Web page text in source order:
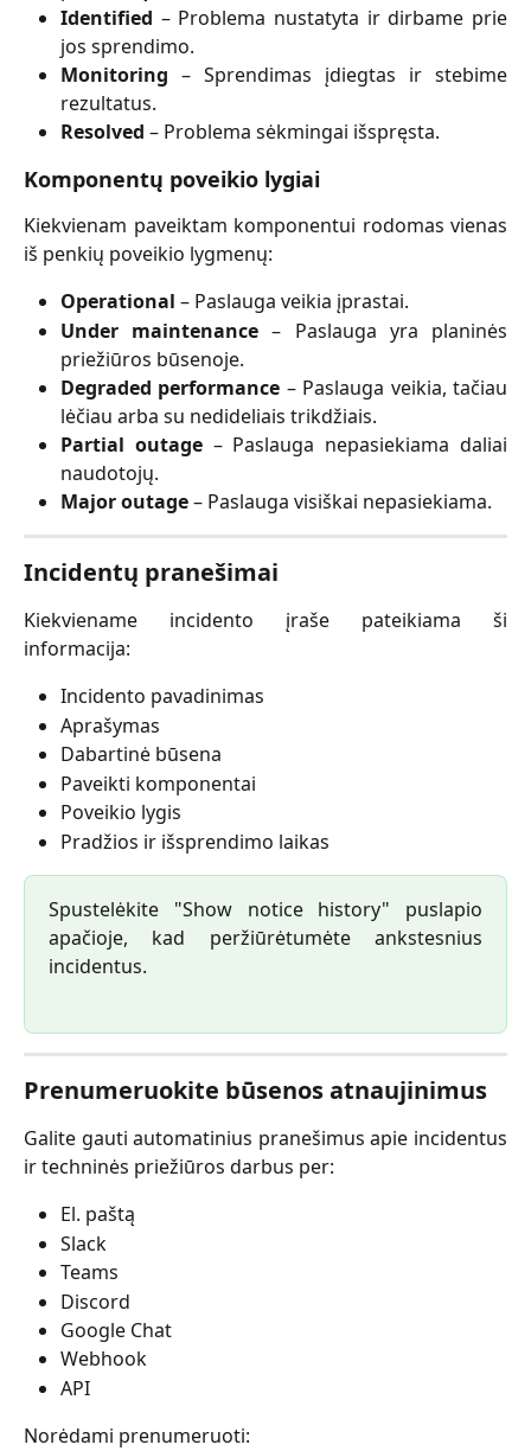
Identified – Problema nustatyta ir dirbame prie
jos sprendimo.
Monitoring – Sprendimas įdiegtas ir stebime
rezultatus.
Resolved – Problema sėkmingai išspręsta.
Komponentų poveikio lygiai
Kiekvienam paveiktam komponentui rodomas vienas
iš penkių poveikio lygmenų:
Operational – Paslauga veikia įprastai.
Under maintenance – Paslauga yra planinės
priežiūros būsenoje.
Degraded performance – Paslauga veikia, tačiau
lėčiau arba su nedideliais trikdžiais.
Partial outage– Paslauga nepasiekiama daliai
naudotojų.
Major outage– Paslauga visiškai nepasiekiama.
Incidentų pranešimai
Kiekviename incidento įraše pateikiama ši
informacija:
Incidento pavadinimas
Aprašymas
Dabartinė būsena
Paveikti komponentai
Poveikio lygis
Pradžios ir išsprendimo laikas
Spustelėkite "Show notice history" puslapio
apačioje, kad peržiūrėtumėte ankstesnius
incidentus.
Prenumeruokite būsenos atnaujinimus
Galite gauti automatinius pranešimus apie incidentus
ir techninės priežiūros darbus per:
El. paštą
Slack
Teams
Discord
Google Chat
Webhook
API
Norėdami prenumeruoti: